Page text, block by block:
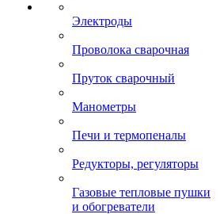
Электроды
Проволока сварочная
Пруток сварочный
Манометры
Печи и термопеналы
Редукторы, регуляторы
Газовые тепловые пушки
и обогреватели